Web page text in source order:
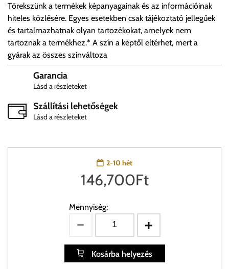
Törekszünk a termékek képanyagainak és az információinak
hiteles közlésére. Egyes esetekben csak tájékoztató jellegűek
és tartalmazhatnak olyan tartozékokat, amelyek nem
tartoznak a termékhez.* A szín a képtől eltérhet, mert a
gyárak az összes színváltoza
Garancia
Lásd a részleteket
Szállítási lehetőségek
Lásd a részleteket
2-10 hét
146,700Ft
Mennyiség:
Kosárba helyezés